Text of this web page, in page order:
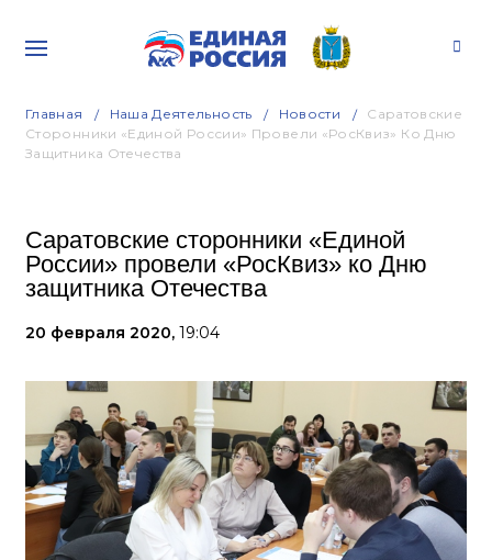
Главная Наша Деятельность Новости
Саратовские
Сторонники «Единой России» Провели «РосКвиз» Ко Дню
Защитника Отечества
Саратовские сторонники «Единой
России» провели «РосКвиз» ко Дню
защитника Отечества
20 февраля 2020, 19:04